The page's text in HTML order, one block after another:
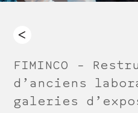
FIMINCO –
d’anciens
galeries